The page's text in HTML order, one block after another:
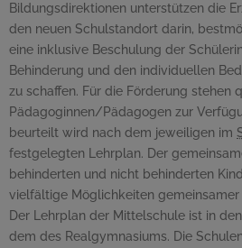
Bildungsdirektionen unterstützen die
den neuen Schulstandort darin,
eine inklusive Beschulung der
Behinderung und den individuellen
zu schaffen. Für die Förderung stehen
Pädagoginnen/Pädagogen zur
beurteilt wird nach dem jeweiligen im
festgelegten Lehrplan. Der
behinderten und nicht behinderten
vielfältige Möglichkeiten gemeinsamer
Der Lehrplan der Mittelschule ist in
dem des Realgymnasiums. Die